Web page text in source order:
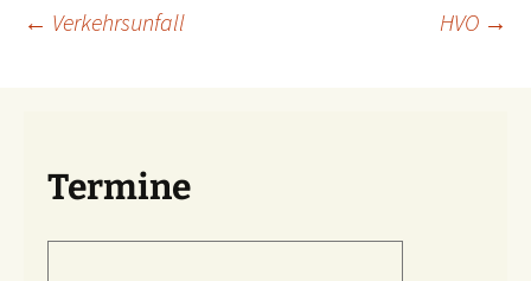
Beitragsnavigation
← Verkehrsunfall HVO →
Termine